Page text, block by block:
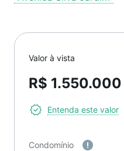
Valor à vista
R$ 1.550.000
Entenda este valor
Condomínio